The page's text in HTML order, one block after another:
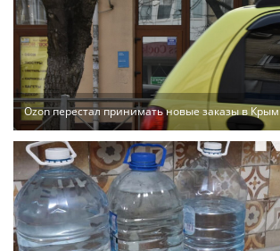
Ozon перестал принимать новые заказы в Крым